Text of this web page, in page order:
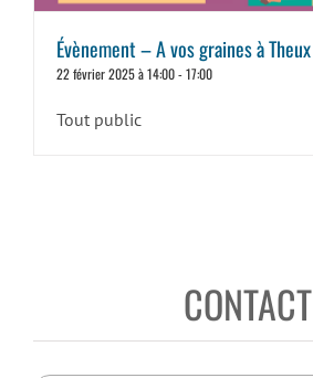
Évènement – A vos graines à Theux
22 février 2025 à 14:00-17:00
Tout public
CONTACT